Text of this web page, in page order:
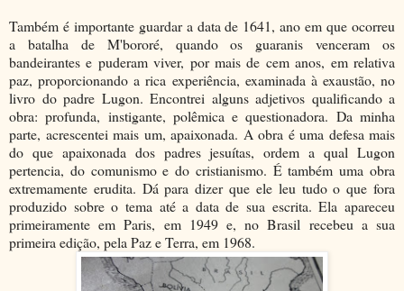
Também é importante guardar a data de 1641, ano em que ocorreu
a batalha de M'bororé, quando os guaranis venceram os
bandeirantes e puderam viver, por mais de cem anos, em relativa
paz, proporcionando a rica experiência, examinada à exaustão, no
livro do padre Lugon. Encontrei alguns adjetivos qualificando a
obra: profunda, instigante, polêmica e questionadora. Da minha
parte, acrescentei mais um, apaixonada. A obra é uma defesa mais
do que apaixonada dos padres jesuítas, ordem a qual Lugon
pertencia, do comunismo e do cristianismo. É também uma obra
extremamente erudita. Dá para dizer que ele leu tudo o que fora
produzido sobre o tema até a data de sua escrita. Ela apareceu
primeiramente em Paris, em 1949 e, no Brasil recebeu a sua
primeira edição, pela Paz e Terra, em 1968.